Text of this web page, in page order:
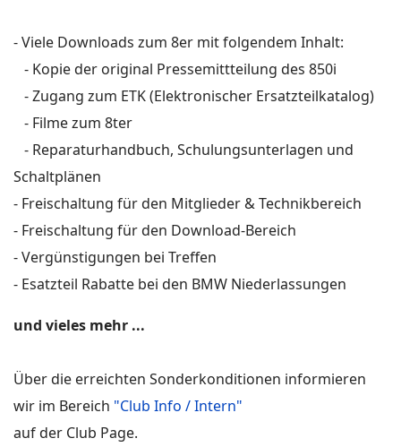
- Viele Downloads zum 8er mit folgendem Inhalt:
- Kopie der original Pressemittteilung des 850i
- Zugang zum ETK (Elektronischer Ersatzteilkatalog)
- Filme zum 8ter
- Reparaturhandbuch, Schulungsunterlagen und
Schaltplänen
- Freischaltung für den Mitglieder & Technikbereich
- Freischaltung für den Download-Bereich
- Vergünstigungen bei Treffen
- Esatzteil Rabatte bei den BMW Niederlassungen
und vieles mehr ...
Über die erreichten Sonderkonditionen informieren
wir im Bereich "Club Info / Intern"
auf der Club Page.